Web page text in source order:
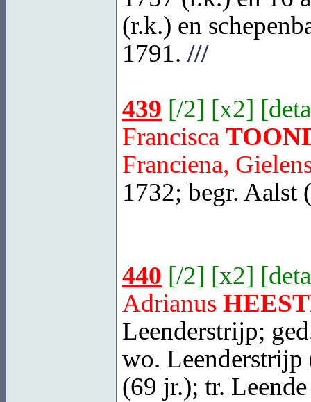
(r.k.) en
1791. ///
439 [/2] [x2] [
Francisca
Franciena,
1732; begr. Aalst
440 [/2] [x2] [
Adrianus
Leenderstrijp;
wo.
(69 jr.); tr. Leende